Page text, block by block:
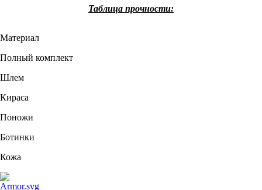
Таблица прочности:
Материал
Полный комплект
Шлем
Кираса
Поножи
Ботинки
Кожа